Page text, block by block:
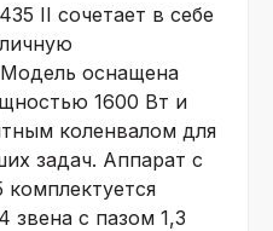
II сочетает в себе
оснащена
1600 Вт и
коленвалом для
задач. Аппарат с
с пазом 1,3